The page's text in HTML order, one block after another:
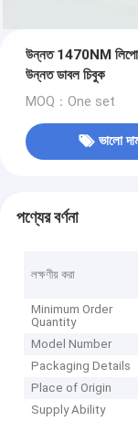
উন্নত 1470NM
উন্নত ডাবল চিবুক
MOQ：One set
ভালো
পণ্যের বর্ণনা
লক্ষণীয় করা
Minimum Order
Quantity
Model Number
Packaging Details
Place of Origin
Supply Ability